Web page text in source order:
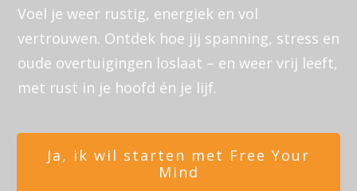
Voel je weer rustig, energiek en vol
vertrouwen. Ontdek hoe jij spanning, stress en
oude overtuigingen loslaat – en weer vrij leeft,
met rust in je hoofd én je lijf.
Ja, ik wil starten met Free Your
Mind